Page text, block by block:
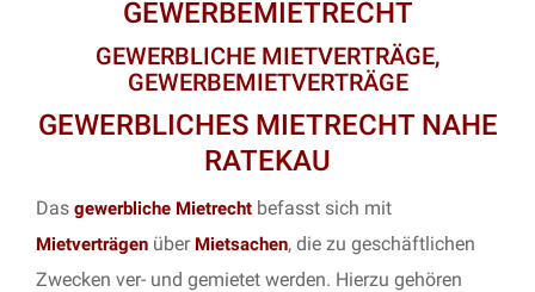
GEWERBEMIETRECHT
GEWERBLICHE MIETVERTRÄGE,
GEWERBEMIETVERTRÄGE
GEWERBLICHES MIETRECHT NAHE
RATEKAU
Das gewerbliche Mietrecht befasst sich mit
Mietverträgen über Mietsachen, die zu geschäftlichen
Zwecken ver- und gemietet werden. Hierzu gehören